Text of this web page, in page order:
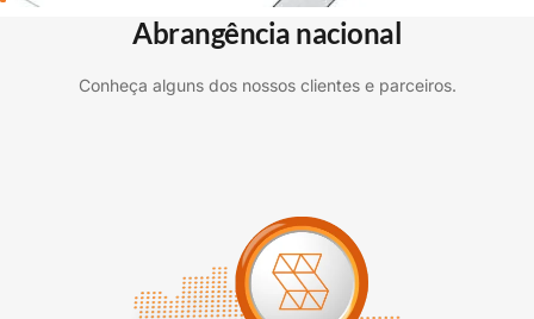
Abrangência nacional
Conheça alguns dos nossos clientes e parceiros.